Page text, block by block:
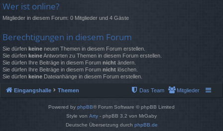
Wer ist online?
Mitglieder in diesem Forum: 0 Mitglieder und 4 Gäste
Berechtigungen in diesem Forum
Sie dürfen keine neuen Themen in diesem Forum erstellen.
Sie dürfen keineAntworten zu Themen in diesem Forum erstellen.
Sie dürfen Ihre Beiträge in diesem Forum nicht ändern.
Sie dürfen Ihre Beiträge in diesem Forum nicht löschen.
Sie dürfen keine Dateianhänge in diesem Forum erstellen.
Eingangshalle Themen Mitglieder
Das Team
Powered by phpBB® Forum Software © phpBB Limited
Style von Arty - phpBB 3.2 von MrGaby
Deutsche Übersetzung durch phpBB.de